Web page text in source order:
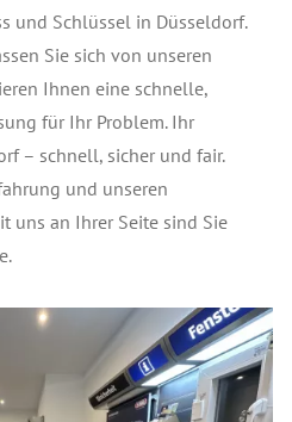
und Schlüssel in Düsseldorf.
Sie sich von unseren
Ihnen eine schnelle,
für Ihr Problem. Ihr
– schnell, sicher und fair.
und unseren
uns an Ihrer Seite sind Sie